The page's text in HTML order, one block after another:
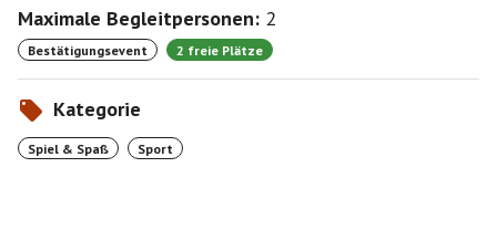
Maximale Begleitpersonen: 2
Bestätigungsevent 2 freie Plätze
Kategorie
Spiel & Spaß Sport